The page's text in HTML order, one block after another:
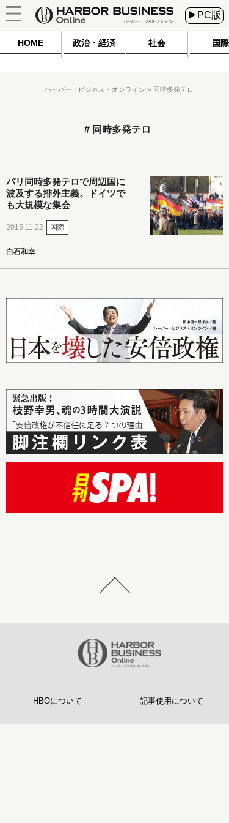
▶PC版
HOME 政治・経済 社会 国際
ハーバー・ビジネス・オンライン 同時多発テロ
同時多発テロ
パリ同時多発テロで周辺国に
波及する排外主義。ドイツで
も大規模な集会
2015.11.22 国際
白石和幸
HBOについて 記事使用について